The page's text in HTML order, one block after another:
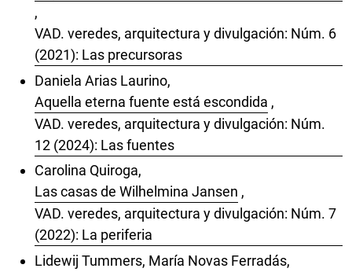
,
VAD. veredes, arquitectura y divulgación: Núm. 6
(2021): Las precursoras
Daniela Arias Laurino,
Aquella eterna fuente está escondida ,
VAD. veredes, arquitectura y divulgación: Núm.
12 (2024): Las fuentes
Carolina Quiroga,
Las casas de Wilhelmina Jansen ,
VAD. veredes, arquitectura y divulgación: Núm. 7
(2022): La periferia
Lidewij Tummers, María Novas Ferradás,